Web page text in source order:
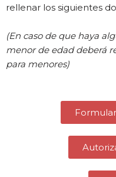
rellenar los siguientes
(En caso de que haya
menor de edad deberá
para menores)